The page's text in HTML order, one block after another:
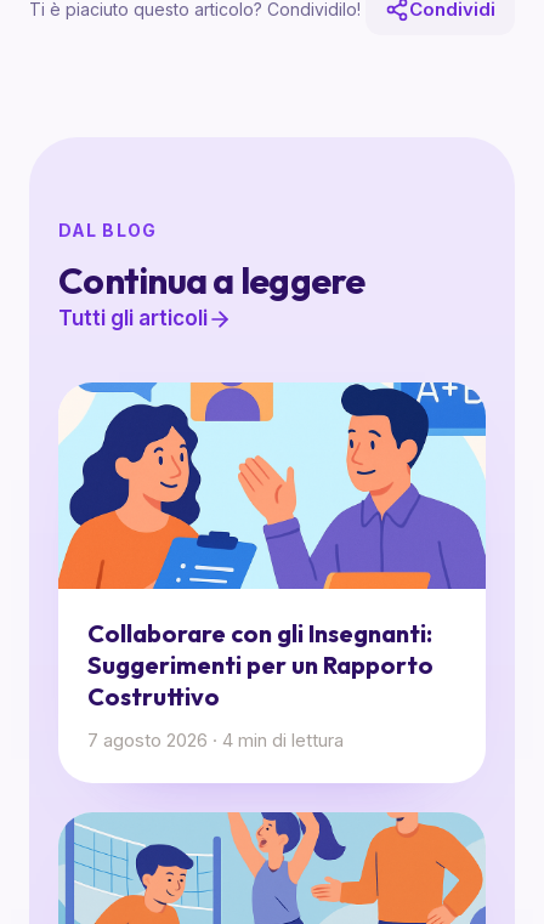
Ti è piaciuto questo articolo? Condividilo! Condividi
DAL BLOG
Continua a leggere
Tutti gli articoli
Collaborare con gli Insegnanti:
Suggerimenti per un Rapporto
Costruttivo
7 agosto 2026 · 4 min di lettura